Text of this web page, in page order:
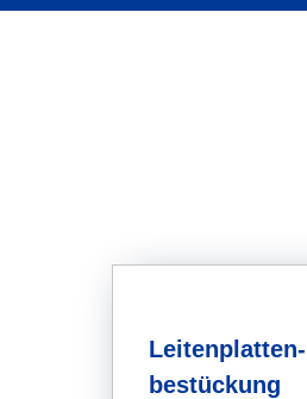
Leitenplatten-
bestückung